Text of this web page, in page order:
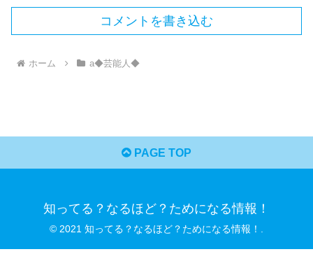
コメントを書き込む
ホーム a◆芸能人◆
PAGE TOP
知ってる？なるほど？ためになる情報！
© 2021 知ってる？なるほど？ためになる情報！.